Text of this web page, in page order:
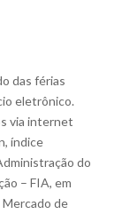
das férias
eletrônico.
via internet
índice
do
– FIA, em
Mercado de